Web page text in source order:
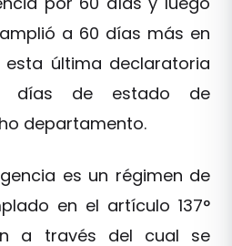
a 60 días más en
esta última declaratoria
días de estado de
departamento.
es un régimen de
en el artículo 137°
a través del cual se